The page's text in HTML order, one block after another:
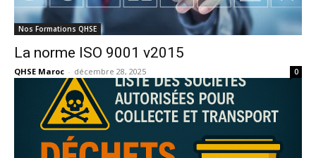
Nos Formations QHSE
La norme ISO 9001 v2015
QHSE Maroc - décembre 28, 2025 0